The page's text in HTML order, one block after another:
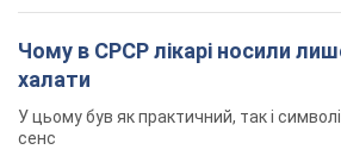
Чому в СРСР лікарі носили
халати
У цьому був як практичний, так і
сенс